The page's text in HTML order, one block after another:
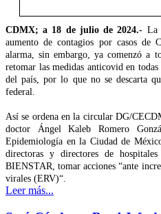
CDMX; a 18 de julio de 2024.- La
aumento de contagios por casos de
alarma, sin embargo, ya comenzó a
retomar las medidas anticovid en
del país, por lo que no se descarta
federal.
Así se ordena en la circular DG/
doctor Ángel Kaleb Romero
Epidemiología en la Ciudad de
directoras y directores de
BIENSTAR, tomar acciones “ante
virales (ERV)“.
Leer más...